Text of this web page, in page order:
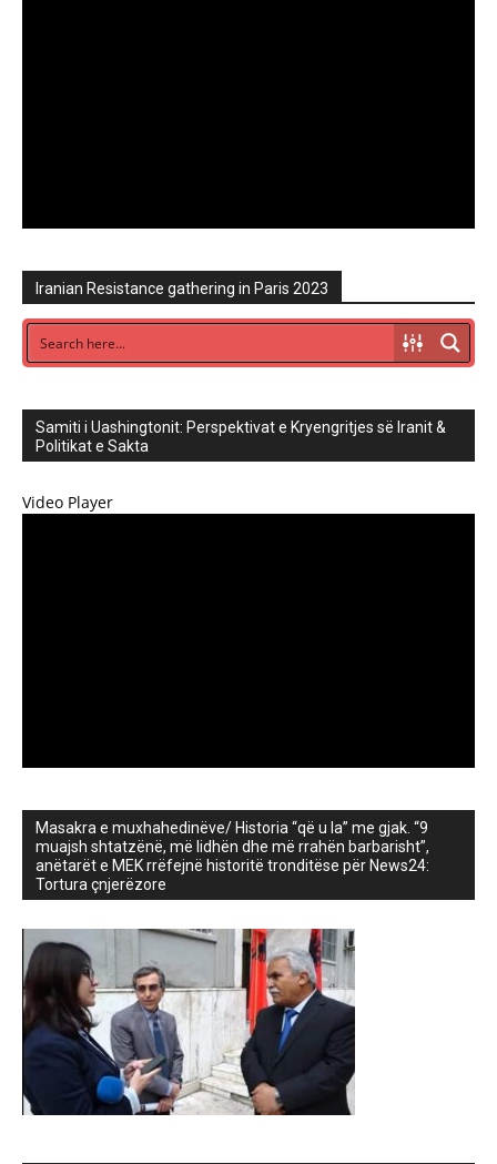
Iranian Resistance gathering in Paris 2023
Samiti i Uashingtonit: Perspektivat e Kryengritjes së Iranit &
Politikat e Sakta
Video Player
Masakra e muxhahedinëve/ Historia “që u la” me gjak. “9
muajsh shtatzënë, më lidhën dhe më rrahën barbarisht”,
anëtarët e MEK rrëfejnë historitë tronditëse për News24:
Tortura çnjerëzore